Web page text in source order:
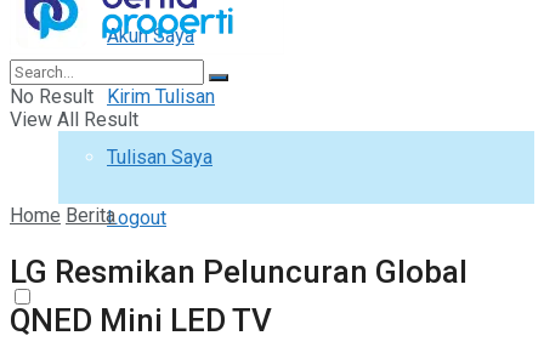
Akun Saya
Kirim Tulisan
Tulisan Saya
Logout
No Result
View All Result
Home Berita
LG Resmikan Peluncuran Global
QNED Mini LED TV